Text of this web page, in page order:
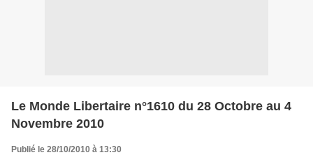
Le Monde Libertaire n°1610 du 28 Octobre au 4
Novembre 2010
Publié le 28/10/2010 à 13:30